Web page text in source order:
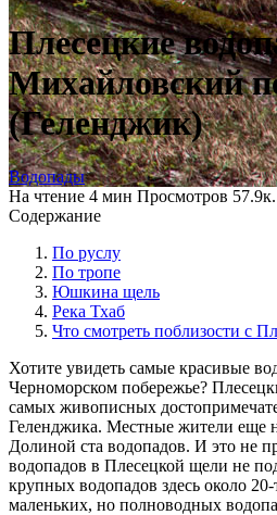
Плесецкие
Михайловский
(Геленджик)
Водопады
На чтение 4 мин Просмотров 57.9к.
Содержание
По руслу
По тропе
Юшкина щель
Река Тхаб
Что смотреть поблизости с
Хотите увидеть самые красивые
Черноморском побережье?
самых живописных
Геленджика. Местные жители еще
Долиной ста водопадов. И это не
водопадов в Плесецкой щели не
крупных водопадов здесь около 20-
маленьких, но полноводных